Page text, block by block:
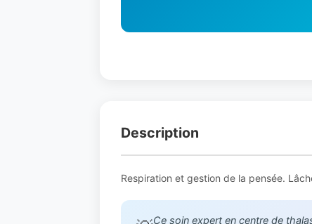
Description
Respiration et gestion de la pensée.
Ce soin expert en centre de